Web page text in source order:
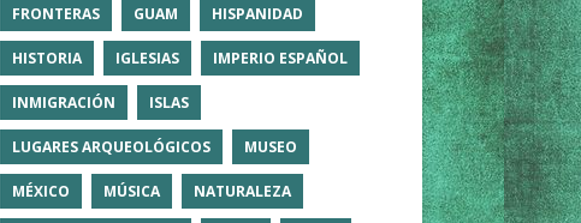
FRONTERAS GUAM HISPANIDAD
HISTORIA IGLESIAS IMPERIO ESPAÑOL
INMIGRACIÓN ISLAS
LUGARES ARQUEOLÓGICOS MUSEO
MÉXICO MÚSICA NATURALEZA